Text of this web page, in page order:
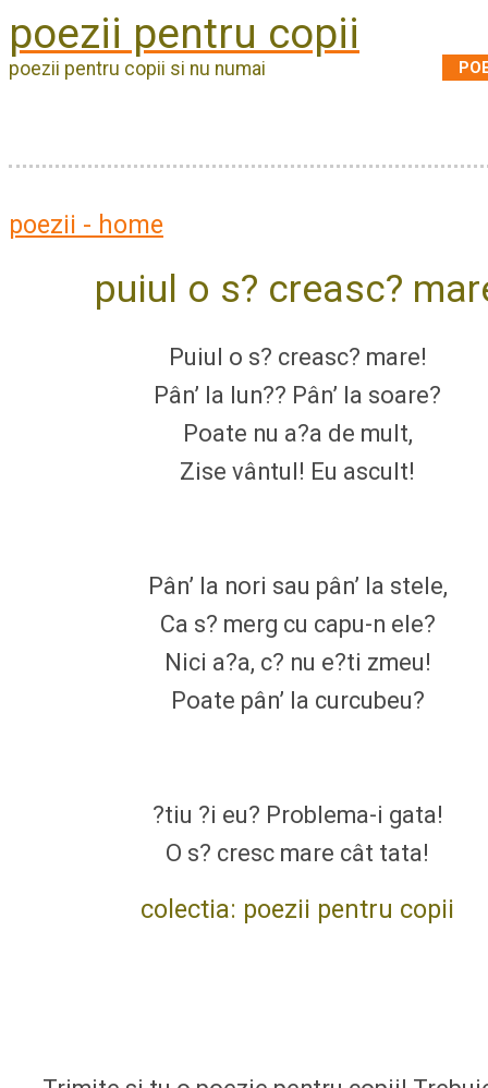
poezii pentru copii
poezii pentru copii si nu numai
poezii - home
puiul o s? creasc?
Puiul o s? creasc? mare!
Pân’ la lun?? Pân’ la soare?
Poate nu a?a de mult,
Zise vântul! Eu ascult!
Pân’ la nori sau pân’ la stele,
Ca s? merg cu capu-n ele?
Nici a?a, c? nu e?ti zmeu!
Poate pân’ la curcubeu?
?tiu ?i eu? Problema-i gata!
O s? cresc mare cât tata!
colectia: poezii pentru copii